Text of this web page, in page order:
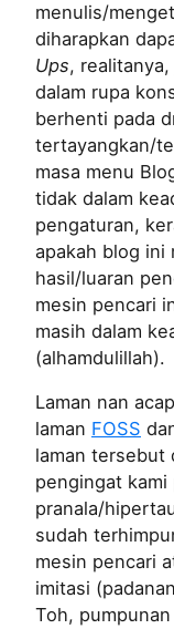
menulis/
diharapkan
Ups,
dalam rupa
berhenti pada
tertayangkan/
masa menu
tidak dalam
pengaturan,
apakah blog ini
hasil/luaran
mesin pencari
masih dalam
(alhamdulillah).
Laman nan
laman FOSS
laman tersebut
pengingat
pranala/
sudah
mesin pencari
imitasi
Toh,